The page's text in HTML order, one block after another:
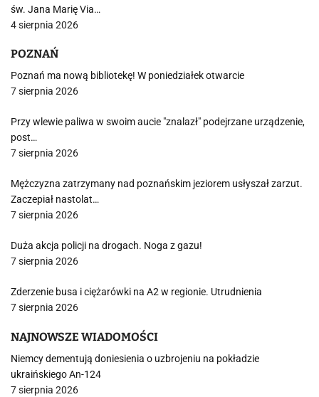
św. Jana Marię Via…
4 sierpnia 2026
POZNAŃ
Poznań ma nową bibliotekę! W poniedziałek otwarcie
7 sierpnia 2026
Przy wlewie paliwa w swoim aucie "znalazł" podejrzane urządzenie,
post…
7 sierpnia 2026
Mężczyzna zatrzymany nad poznańskim jeziorem usłyszał zarzut.
Zaczepiał nastolat…
7 sierpnia 2026
Duża akcja policji na drogach. Noga z gazu!
7 sierpnia 2026
Zderzenie busa i ciężarówki na A2 w regionie. Utrudnienia
7 sierpnia 2026
NAJNOWSZE WIADOMOŚCI
Niemcy dementują doniesienia o uzbrojeniu na pokładzie
ukraińskiego An-124
7 sierpnia 2026